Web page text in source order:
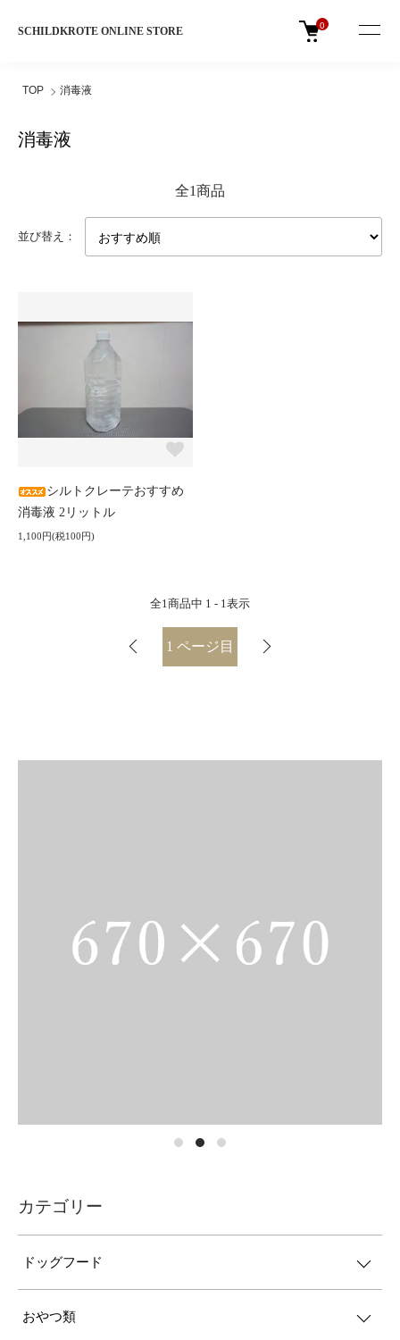
SCHILDKROTE ONLINE STORE 0
TOP 消毒液
消毒液
全1商品
並び替え：
シルトクレーテおすすめ
消毒液 2リットル
1,100円(税100円)
全1商品中 1 - 1表示
1 ページ目
カテゴリー
ドッグフード
おやつ類